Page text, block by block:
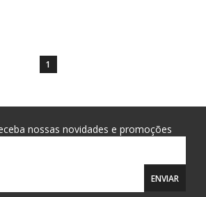
1
nossas novidades e promoções
ENVIAR